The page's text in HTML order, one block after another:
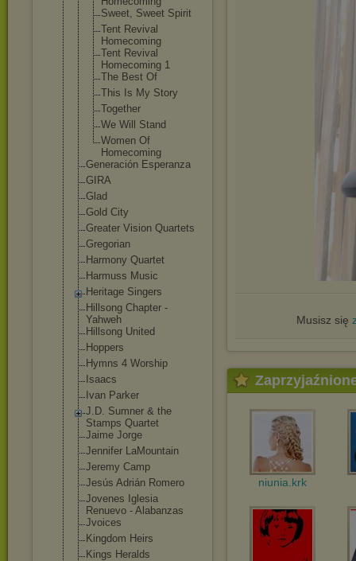
Sweet, Sweet Spirit
Tent Revival
Homecoming
Tent Revival
Homecoming 1
The Best Of
This Is My Story
Together
We Will Stand
Women Of
Homecoming
Generación Esperanza
GIRA
Glad
Gold City
Greater Vision Quartets
Gregorian
Harmony Quartet
Harmuss Music
Heritage Singers
Hillsong Chapter -
Yahweh
Hillsong United
Hoppers
Hymns 4 Worship
Isaacs
Ivan Parker
J.D. Sumner & the
Stamps Quartet
Jaime Jorge
Jennifer LaMountain
Jeremy Camp
Jesús Adrián Romero
Jovenes Iglesia
Renuevo - Alabanzas
Jvoices
Kingdom Heirs
Kings Heralds
Musisz się
niunia.krk